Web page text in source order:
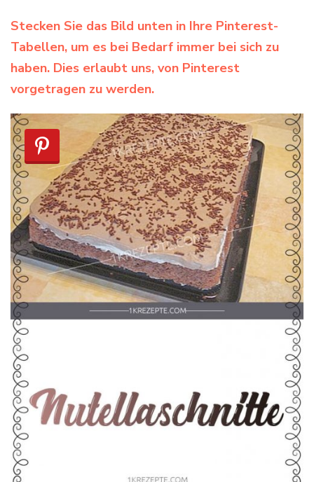
Stecken Sie das Bild unten in Ihre Pinterest-
Tabellen, um es bei Bedarf immer bei sich zu
haben. Dies erlaubt uns, von Pinterest
vorgetragen zu werden.